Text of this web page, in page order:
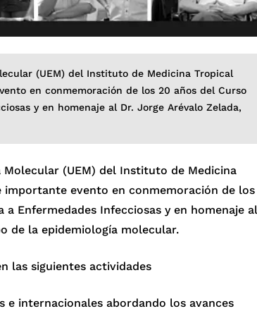
(UEM) del Instituto de Medicina Tropical
en conmemoración de los 20 años del Curso
y en homenaje al Dr. Jorge Arévalo Zelada,
Molecular (UEM) del Instituto de Medicina
evento en conmemoración de los
Enfermedades Infecciosas y en homenaje al
de la epidemiología molecular.
las siguientes actividades
e internacionales abordando los avances